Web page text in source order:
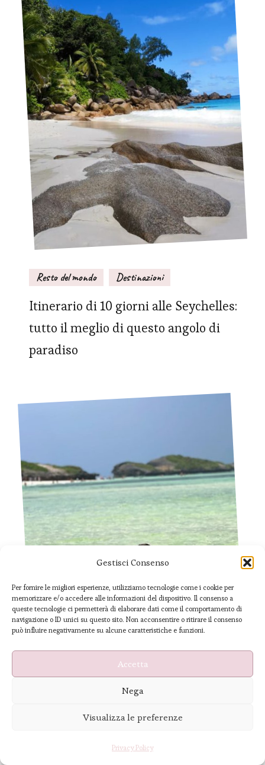
Gestisci Consenso
Per fornire le migliori esperienze, utilizziamo tecnologie come i cookie per
memorizzare e/o accedere alle informazioni del dispositivo. Il consenso a
queste tecnologie ci permetterà di elaborare dati come il comportamento di
navigazione o ID unici su questo sito. Non acconsentire o ritirare il consenso
può influire negativamente su alcune caratteristiche e funzioni.
Accetta
Nega
Visualizza le preferenze
Privacy Policy
Resto del mondo Destinazioni
Itinerario di 10 giorni alle Seychelles:
tutto il meglio di questo angolo di
paradiso
Destinazioni